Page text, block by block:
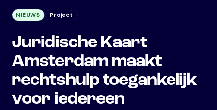
NIEUWS Project
Juridische Kaart
Amsterdam maakt
rechtshulp toegankelijk
voor iedereen